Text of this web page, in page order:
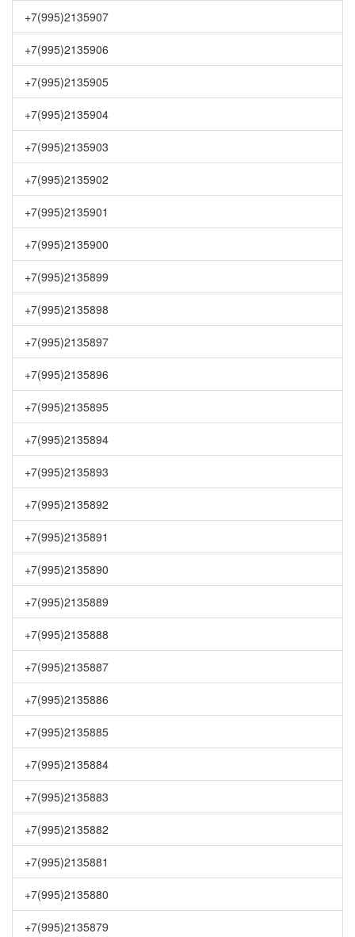
+7(995)2135907
+7(995)2135906
+7(995)2135905
+7(995)2135904
+7(995)2135903
+7(995)2135902
+7(995)2135901
+7(995)2135900
+7(995)2135899
+7(995)2135898
+7(995)2135897
+7(995)2135896
+7(995)2135895
+7(995)2135894
+7(995)2135893
+7(995)2135892
+7(995)2135891
+7(995)2135890
+7(995)2135889
+7(995)2135888
+7(995)2135887
+7(995)2135886
+7(995)2135885
+7(995)2135884
+7(995)2135883
+7(995)2135882
+7(995)2135881
+7(995)2135880
+7(995)2135879